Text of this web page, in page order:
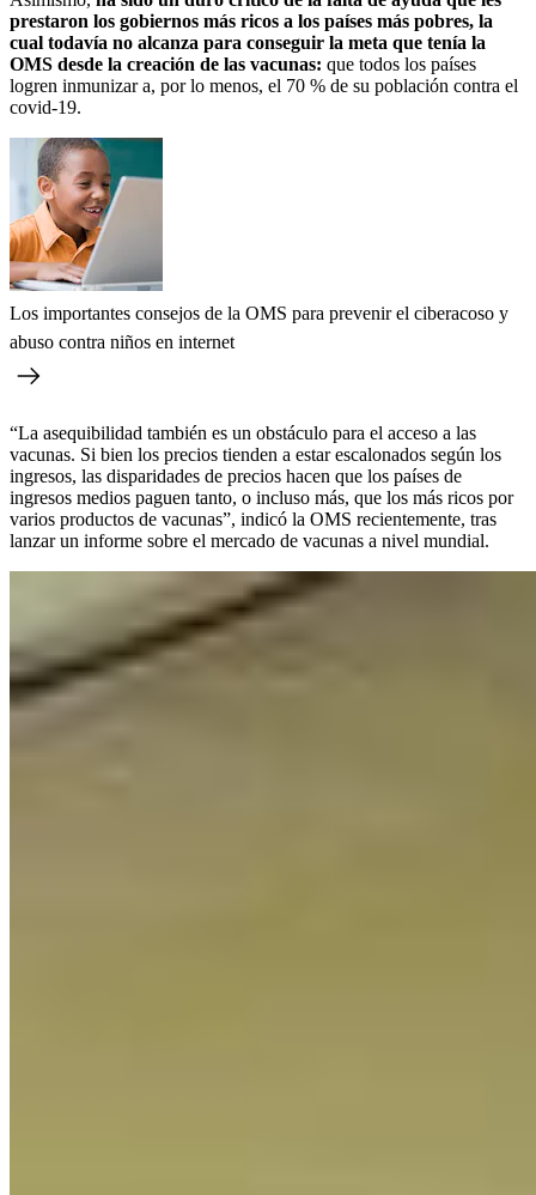
prestaron los gobiernos más ricos a los países más pobres, la
cual todavía no alcanza para conseguir la meta que tenía la
OMS desde la creación de las vacunas: que todos los países
logren inmunizar a, por lo menos, el 70 % de su población contra el
covid-19.
Los importantes consejos de la OMS para prevenir el ciberacoso y
abuso contra niños en internet
“La asequibilidad también es un obstáculo para el acceso a las
vacunas. Si bien los precios tienden a estar escalonados según los
ingresos, las disparidades de precios hacen que los países de
ingresos medios paguen tanto, o incluso más, que los más ricos por
varios productos de vacunas”, indicó la OMS recientemente, tras
lanzar un informe sobre el mercado de vacunas a nivel mundial.